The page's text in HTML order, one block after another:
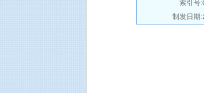
索引号:
制发日期: